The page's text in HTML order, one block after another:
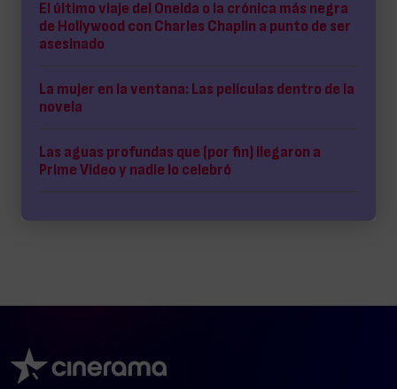
El último viaje del Oneida o la crónica más negra
de Hollywood con Charles Chaplin a punto de ser
asesinado
La mujer en la ventana: Las películas dentro de la
novela
Las aguas profundas que (por fin) llegaron a
Prime Video y nadie lo celebró